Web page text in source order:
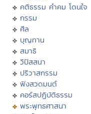
คติธรรม คำคม โดนใจ
กรรม
ศีล
บุญทาน
สมาธิ
วิปัสสนา
ปริวาสกรรม
ฟังสวดมนต์
คอร์สปฏิบัติธรรม
พระพุทธศาสนา